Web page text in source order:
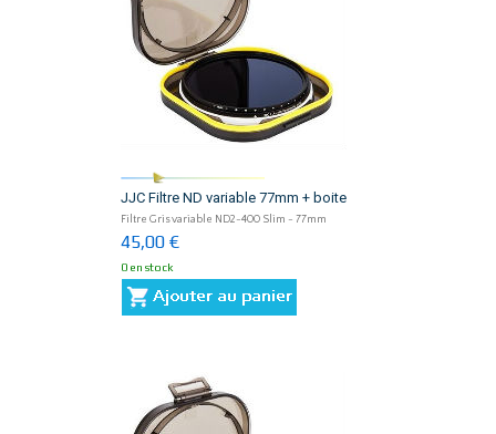
JJC Filtre ND variable 77mm + boite
Filtre Gris variable ND2-400 Slim - 77mm
45,00 €
0 en stock